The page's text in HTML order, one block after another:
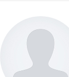
Tribe Tech